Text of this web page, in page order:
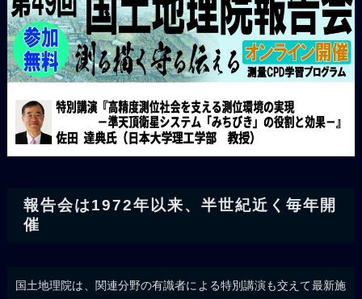
報告会は1972年以来、半世紀近く毎年開
催
国土地理院は、関連分野の有識者による特別講演も交えて最新施